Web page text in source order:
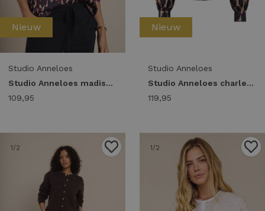
Nieuw
Studio Anneloes
Studio Anneloes madison animal top 14007 T-shirt Korte mouw 9997 multi color
109,95
Nieuw
Studio Anneloes
Studio Anneloes charleze animal top 14008 T-shirt Korte mouw 9997 multi color
119,95
1/2 1/2